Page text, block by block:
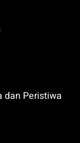
dan Peristiwa